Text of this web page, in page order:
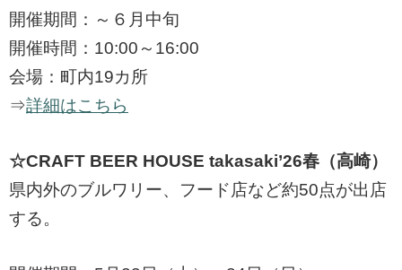
開催期間：～６月中旬
開催時間：10:00～16:00
会場：町内19カ所
⇒詳細はこちら
☆CRAFT BEER HOUSE takasaki’26春（高崎）
県内外のブルワリー、フード店など約50点が出店
する。